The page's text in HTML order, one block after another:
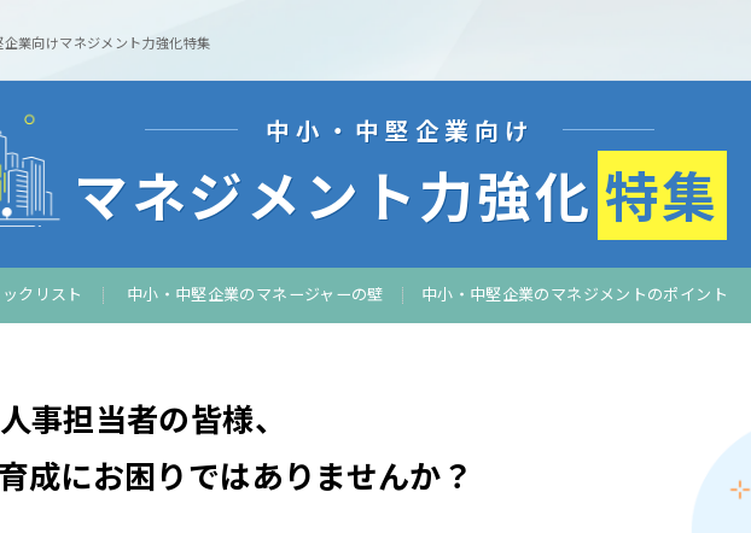
企業向けマネジメント力強化特集
中小・中堅企業向け
マネジメント力強化 特集
クリスト 中小・中堅企業のマネージャーの壁 中小・中堅企業のマネジメントのポイント
事担当者の皆様、
成にお困りではありませんか？